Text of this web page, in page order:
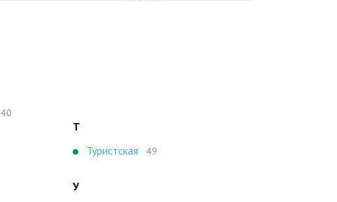
40
Т
Туристская
49
У